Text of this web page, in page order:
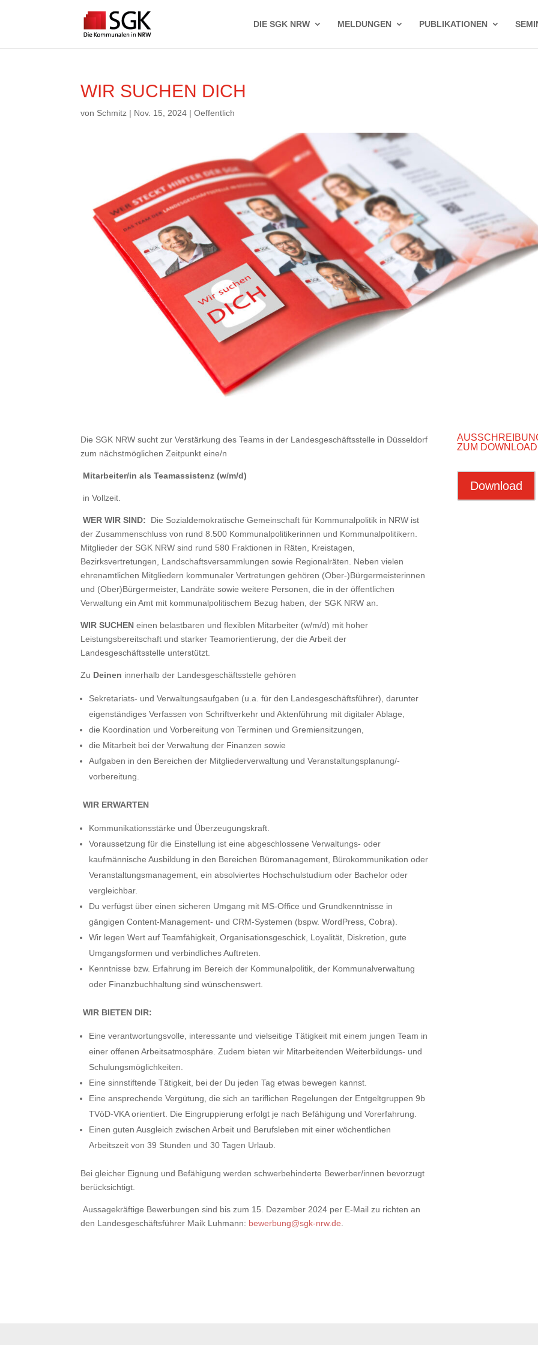
DIE SGK NRW MELDUNGEN PUBLIKATIONEN
WIR SUCHEN DICH
von Schmitz | Nov. 15, 2024 |Oeffentlich
Die SGK NRW sucht zur Verstärkung des Teams in der Landesgeschäftsstelle in Düsseldorf
zum nächstmöglichen Zeitpunkt eine/n
Mitarbeiter/in als Teamassistenz (w/m/d)
in Vollzeit.
WER WIR SIND:
Die Sozialdemokratische Gemeinschaft für Kommunalpolitik in NRW ist
der Zusammenschluss von rund 8.500 Kommunalpolitikerinnen und Kommunalpolitikern.
Mitglieder der SGK NRW sind rund 580 Fraktionen in Räten, Kreistagen,
Bezirksvertretungen, Landschaftsversammlungen sowie Regionalräten. Neben vielen
ehrenamtlichen Mitgliedern kommunaler Vertretungen gehören (Ober-)Bürgermeisterinnen
und (Ober)Bürgermeister, Landräte sowie weitere Personen, die in der öffentlichen
Verwaltung ein Amt mit kommunalpolitischem Bezug haben, der SGK NRW an.
WIR SUCHEN einen belastbaren und flexiblen Mitarbeiter (w/m/d) mit hoher
Leistungsbereitschaft und starker Teamorientierung, der die Arbeit der
Landesgeschäftsstelle unterstützt.
Zu Deinen innerhalb der Landesgeschäftsstelle gehören
Sekretariats- und Verwaltungsaufgaben (u.a. für den Landesgeschäftsführer), darunter
eigenständiges Verfassen von Schriftverkehr und Aktenführung mit digitaler Ablage,
die Koordination und Vorbereitung von Terminen und Gremiensitzungen,
die Mitarbeit bei der Verwaltung der Finanzen sowie
Aufgaben in den Bereichen der Mitgliederverwaltung und Veranstaltungsplanung/-
vorbereitung.
WIR ERWARTEN
Kommunikationsstärke und Überzeugungskraft.
Voraussetzung für die Einstellung ist eine abgeschlossene Verwaltungs- oder
kaufmännische Ausbildung in den Bereichen Büromanagement, Bürokommunikation oder
Veranstaltungsmanagement, ein absolviertes Hochschulstudium oder Bachelor oder
vergleichbar.
Du verfügst über einen sicheren Umgang mit MS-Office und Grundkenntnisse in
gängigen Content-Management- und CRM-Systemen (bspw. WordPress, Cobra).
Wir legen Wert auf Teamfähigkeit, Organisationsgeschick, Loyalität, Diskretion, gute
Umgangsformen und verbindliches Auftreten.
Kenntnisse bzw. Erfahrung im Bereich der Kommunalpolitik, der Kommunalverwaltung
oder Finanzbuchhaltung sind wünschenswert.
WIR BIETEN DIR:
Eine verantwortungsvolle, interessante und vielseitige Tätigkeit mit einem jungen Team in
einer offenen Arbeitsatmosphäre. Zudem bieten wir Mitarbeitenden Weiterbildungs- und
Schulungsmöglichkeiten.
Eine sinnstiftende Tätigkeit, bei der Du jeden Tag etwas bewegen kannst.
Eine ansprechende Vergütung, die sich an tariflichen Regelungen der Entgeltgruppen 9b
TVöD-VKA orientiert. Die Eingruppierung erfolgt je nach Befähigung und Vorerfahrung.
Einen guten Ausgleich zwischen Arbeit und Berufsleben mit einer wöchentlichen
Arbeitszeit von 39 Stunden und 30 Tagen Urlaub.
Bei gleicher Eignung und Befähigung werden schwerbehinderte Bewerber/innen bevorzugt
berücksichtigt.
Aussagekräftige Bewerbungen sind bis zum 15. Dezember 2024 per E-Mail zu richten an
den Landesgeschäftsführer Maik Luhmann: bewerbung@sgk-nrw.de
ZUM
Download